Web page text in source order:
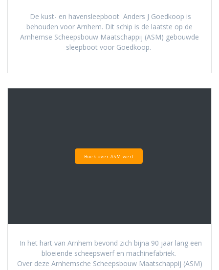
De kust- en havensleepboot Anders J Goedkoop is
behouden voor Arnhem. Dit schip is de laatste op de
Arnhemse Scheepsbouw Maatschappij (ASM) gebouwde
sleepboot voor Goedkoop.
Boek over ASM werf
In het hart van Arnhem bevond zich bijna 90 jaar lang een
bloeiende scheepswerf en machinefabriek.
Over deze Arnhemsche Scheepsbouw Maatschappij (ASM)